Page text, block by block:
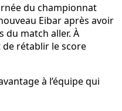
du championnat
Eibar après avoir
du match aller. À
rétablir le score
à l’équipe qui